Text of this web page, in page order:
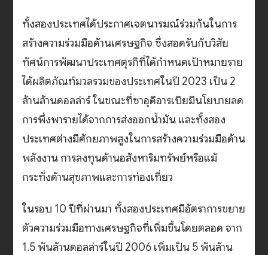
ทั้งสองประเทศได้ประกาศเจตนารมณ์ร่วมกันในการ
สร้างความร่วมมือด้านเศรษฐกิจ ซึ่งสอดรับกับวิสัย
ทัศน์การพัฒนาประเทศตุรกีที่ได้กำหนดเป้าหมายราย
ได้ผลิตภัณฑ์มวลรวมของประเทศในปี 2023 เป็น 2
ล้านล้านดอลล่าร์ ในขณะที่ซาอุดีอารเบียมีนโยบายลด
การพึ่งพารายได้จากการส่งออกน้ำมัน และทั้งสอง
ประเทศต่างมีศักยภาพสูงในการสร้างความร่วมมือด้าน
พลังงาน การลงทุนด้านอสังหาริมทรัพย์หรือแม้
กระทั่งด้านสุขภาพและการท่องเที่ยว
ในรอบ 10 ปีที่ผ่านมา ทั้งสองประเทศมีอัตราการขยาย
ตัวความร่วมมือทางเศรษฐกิจที่เพิ่มขึ้นโดยตลอด จาก
1.5 พันล้านดอลล่าร์ในปี 2006 เพิ่มเป็น 5 พันล้าน